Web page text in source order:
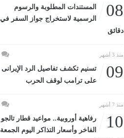
08
المستندات المطلوبة والرسوم
الرسمية لاستخراج جواز السفر في
دقائق
منذ 3 أشهر
09
تسنيم تكشف تفاصيل الرد الإيرانى
على ترامب لوقف الحرب
منذ 7 أشهر
10
رفاهية أوروبية.. مواعيد قطار تالجو
الفاخر وأسعار التذاكر اليوم الجمعة